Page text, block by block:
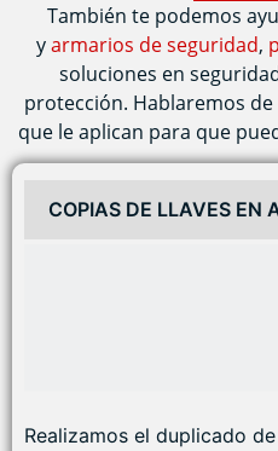
También te podemos
yarmarios de seguridad,
soluciones en
protección. Hablaremos
que le aplican para que
COPIAS DE LLAVES EN
Realizamos el duplicado